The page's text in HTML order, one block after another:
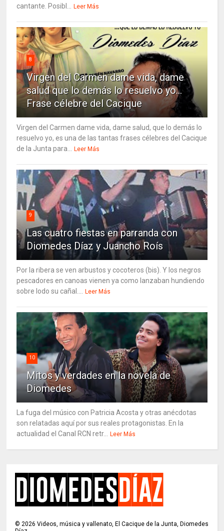
cantante. Posibl...
Leer Más
8
Virgen del Carmen dame vida, dame
salud que lo demás lo resuelvo yo…
Frase célebre del Cacique
Virgen del Carmen dame vida, dame salud, que lo demás lo
resuelvo yo, es una de las tantas frases célebres del Cacique
de la Junta para...
Leer Más
9
Las cuatro fiestas en parranda con
Diomedes Díaz y Juancho Roís
Por la ribera se ven arbustos y cocoteros (bis). Y los negros
pescadores en canoas vienen ya como lanzaban hundiendo
sobre lodo su cañal....
Leer Más
10
Mitos y verdades en la novela de
Diomedes
La fuga del músico con Patricia Acosta y otras anécdotas
son relatadas aquí por sus reales protagonistas. En la
actualidad el Canal RCN retr...
Leer Más
© 2026 Videos, música y vallenato, El Cacique de la Junta, Diomedes